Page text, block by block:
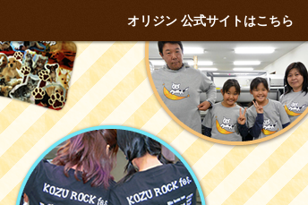
オリジン 公式サイトはこちら